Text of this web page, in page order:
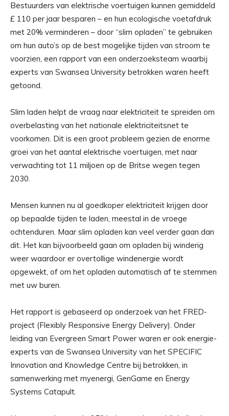
Bestuurders van elektrische voertuigen kunnen gemiddeld
£ 110 per jaar besparen – en hun ecologische voetafdruk
met 20% verminderen – door “slim opladen” te gebruiken
om hun auto’s op de best mogelijke tijden van stroom te
voorzien, een rapport van een onderzoeksteam waarbij
experts van Swansea University betrokken waren heeft
getoond.
Slim laden helpt de vraag naar elektriciteit te spreiden om
overbelasting van het nationale elektriciteitsnet te
voorkomen. Dit is een groot probleem gezien de enorme
groei van het aantal elektrische voertuigen, met naar
verwachting tot 11 miljoen op de Britse wegen tegen
2030.
Mensen kunnen nu al goedkoper elektriciteit krijgen door
op bepaalde tijden te laden, meestal in de vroege
ochtenduren. Maar slim opladen kan veel verder gaan dan
dit. Het kan bijvoorbeeld gaan om opladen bij winderig
weer waardoor er overtollige windenergie wordt
opgewekt, of om het opladen automatisch af te stemmen
met uw buren.
Het rapport is gebaseerd op onderzoek van het FRED-
project (Flexibly Responsive Energy Delivery). Onder
leiding van Evergreen Smart Power waren er ook energie-
experts van de Swansea University van het SPECIFIC
Innovation and Knowledge Centre bij betrokken, in
samenwerking met myenergi, GenGame en Energy
Systems Catapult.